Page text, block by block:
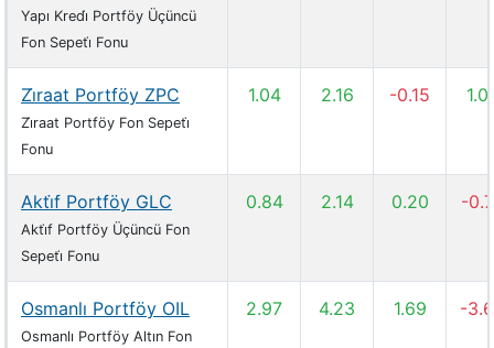
Yapı Kredi̇ Portföy Üçüncü
Fon Sepeti̇ Fonu
Zi̇raat Portföy ZPC
Zi̇raat Portföy Fon Sepeti̇
Fonu
1.04 2.16 -0.15
Akti̇f Portföy GLC
Akti̇f Portföy Üçüncü Fon
Sepeti̇ Fonu
0.84 2.14 0.20 -
Osmanlı Portföy OIL
Osmanlı Portföy Altın Fon
2.97 4.23 1.69 -